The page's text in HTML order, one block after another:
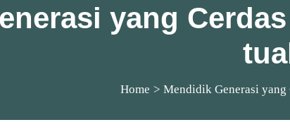
yang
Home Mendidik Generasi yang